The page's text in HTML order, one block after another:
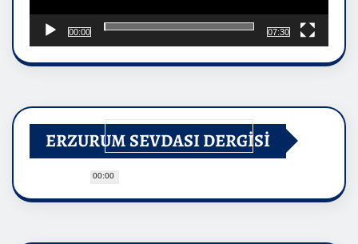
00:00
00:00
07:30
ERZURUM SEVDASI DERGİSİ